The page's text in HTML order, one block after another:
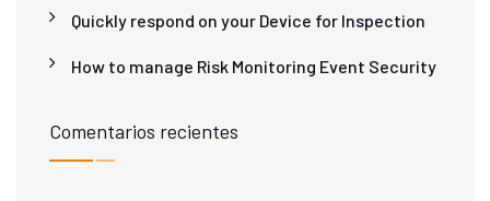
Quickly respond on your Device for Inspection
How to manage Risk Monitoring Event Security
Comentarios recientes